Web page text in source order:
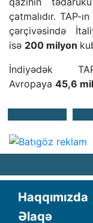
çatmalıdır. TAP-
çərçivəsində
isə 200 milyon
İndiyədək
Avropaya 45,6
Haqqımızda
Əlaqə